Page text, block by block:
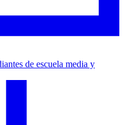
de escuela media y